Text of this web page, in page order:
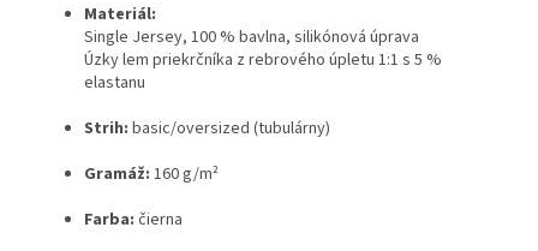
Materiál:
Single Jersey, 100 % bavlna, silikónová úprava
Úzky lem priekrčníka z rebrového úpletu 1:1 s 5 %
elastanu
Strih: basic/oversized (tubulárny)
Gramáž: 160 g/m²
Farba: čierna